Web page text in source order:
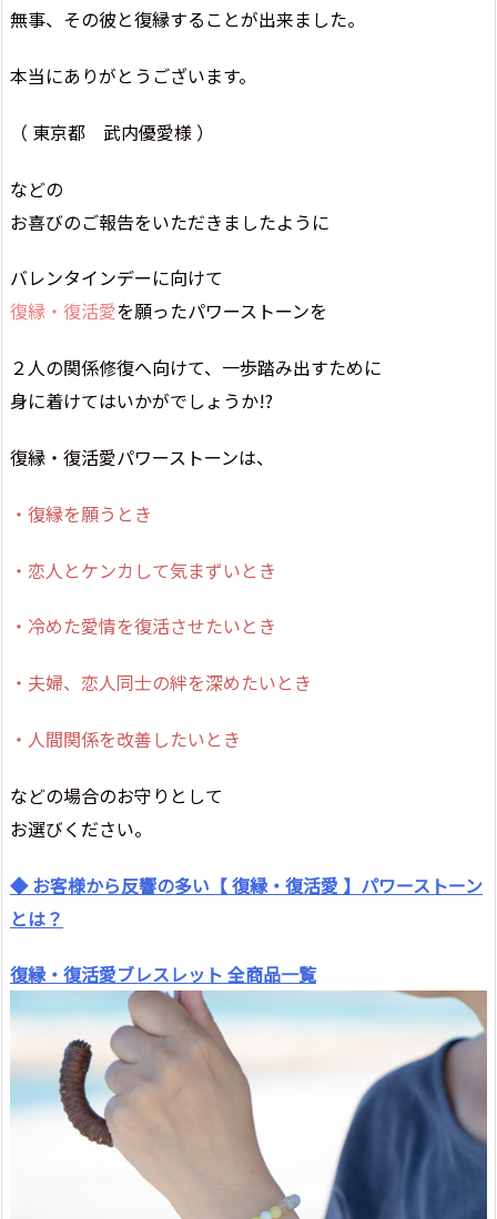
無事、その彼と復縁することが出来ました。
本当にありがとうございます。
（ 東京都 武内優愛様 ）
などの
お喜びのご報告をいただきましたように
バレンタインデーに向けて
復縁・復活愛を願ったパワーストーンを
２人の関係修復へ向けて、一歩踏み出すために
身に着けてはいかがでしょうか!?
復縁・復活愛パワーストーンは、
・復縁を願うとき
・恋人とケンカして気まずいとき
・冷めた愛情を復活させたいとき
・夫婦、恋人同士の絆を深めたいとき
・人間関係を改善したいとき
などの場合のお守りとして
お選びください。
◆ お客様から反響の多い【 復縁・復活愛 】パワーストーン
とは？
復縁・復活愛ブレスレット 全商品一覧